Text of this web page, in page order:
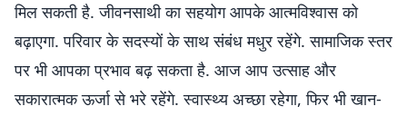
मिल सकती है. जीवनसाथी का सहयोग आपके आत्मविश्वास को
बढ़ाएगा. परिवार के सदस्यों के साथ संबंध मधुर रहेंगे. सामाजिक स्तर
पर भी आपका प्रभाव बढ़ सकता है. आज आप उत्साह और
सकारात्मक ऊर्जा से भरे रहेंगे. स्वास्थ्य अच्छा रहेगा, फिर भी खान-